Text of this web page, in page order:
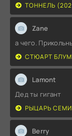
ТОННЕЛЬ
Zane
а чего.
СТЮАРТ
Lamont
Дед ты гигант
РЫЦАРЬ
Berry